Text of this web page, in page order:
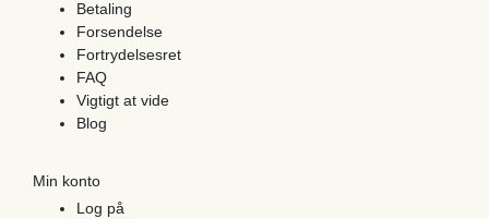
Betaling
Forsendelse
Fortrydelsesret
FAQ
Vigtigt at vide
Blog
Min konto
Log på